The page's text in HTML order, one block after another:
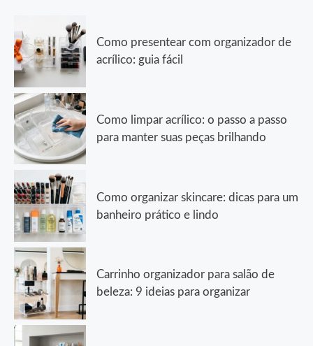
Como presentear com organizador de
acrílico: guia fácil
Como limpar acrílico: o passo a passo
para manter suas peças brilhando
Como organizar skincare: dicas para um
banheiro prático e lindo
Carrinho organizador para salão de
beleza: 9 ideias para organizar